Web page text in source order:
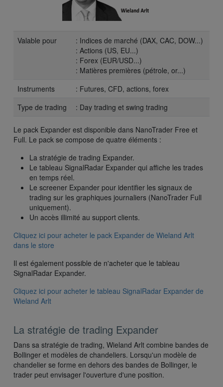
Valable pour
: Indices de marché (DAX, CAC, DOW...)
: Actions (US, EU...)
: Forex (EUR/USD...)
: Matières premières (pétrole, or...)
Instruments
: Futures, CFD, actions, forex
Type de trading
: Day trading et swing trading
Le pack Expander est disponible dans NanoTrader Free et
Full. Le pack se compose de quatre éléments :
La stratégie de trading Expander.
Le tableau SignalRadar Expander qui affiche les trades
en temps réel.
Le screener Expander pour identifier les signaux de
trading sur les graphiques journaliers (NanoTrader Full
uniquement).
Un accès illimité au support clients.
Cliquez ici pour acheter le pack Expander de Wieland Arlt
dans le store
Il est également possible de n'acheter que le tableau
SignalRadar Expander.
Cliquez ici pour acheter le tableau SignalRadar Expander de
Wieland Arlt
La stratégie de trading Expander
Dans sa stratégie de trading, Wieland Arlt combine bandes de
Bollinger et modèles de chandeliers. Lorsqu'un modèle de
chandelier se forme en dehors des bandes de Bollinger, le
trader peut envisager l'ouverture d'une position.